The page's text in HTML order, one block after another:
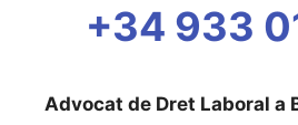
+34 933
Advocat de Dret Laboral a